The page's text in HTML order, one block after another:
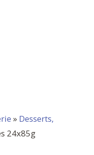
» Desserts,
24x85g